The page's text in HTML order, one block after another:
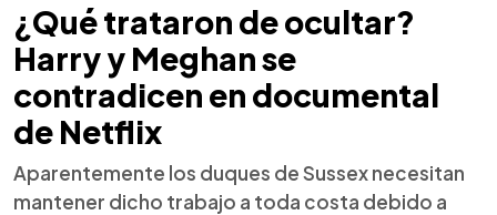
¿Qué trataron de ocultar?
Harry y Meghan se
contradicen en documental
de Netflix
Aparentemente los duques de Sussex necesitan
mantener dicho trabajo a toda costa debido a